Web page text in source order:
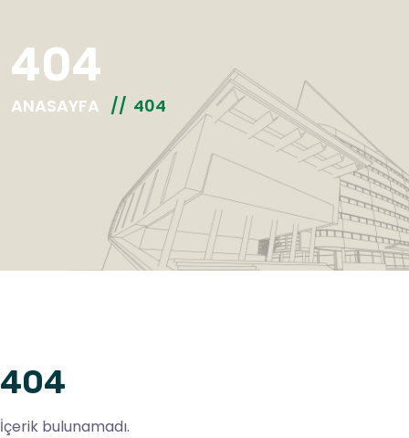
404
ANASAYFA 404
404
İçerik bulunamadı.